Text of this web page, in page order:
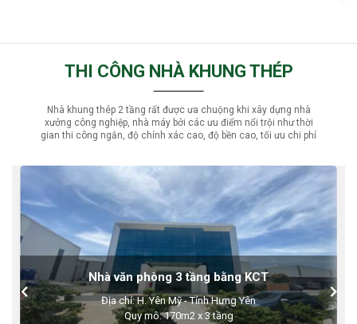
THI CÔNG NHÀ KHUNG THÉP
Nhà khung thép 2 tầng rất được ưa chuộng khi xây dựng nhà
xưởng công nghiệp, nhà máy bởi các ưu điểm nổi trội như thời
gian thi công ngắn, độ chính xác cao, độ bền cao, tối ưu chi phí